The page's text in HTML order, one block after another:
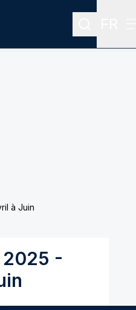
à Juin
2025 -